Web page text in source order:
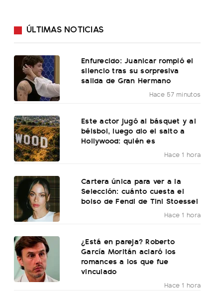
ÚLTIMAS NOTICIAS
Enfurecido: Juanicar rompió el
silencio tras su sorpresiva
salida de Gran Hermano
Hace 57 minutos
Este actor jugó al básquet y al
béisbol, luego dio el salto a
Hollywood: quién es
Hace 1 hora
Cartera única para ver a la
Selección: cuánto cuesta el
bolso de Fendi de Tini Stoessel
Hace 1 hora
¿Está en pareja? Roberto
García Moritán aclaró los
romances a los que fue
vinculado
Hace 1 hora